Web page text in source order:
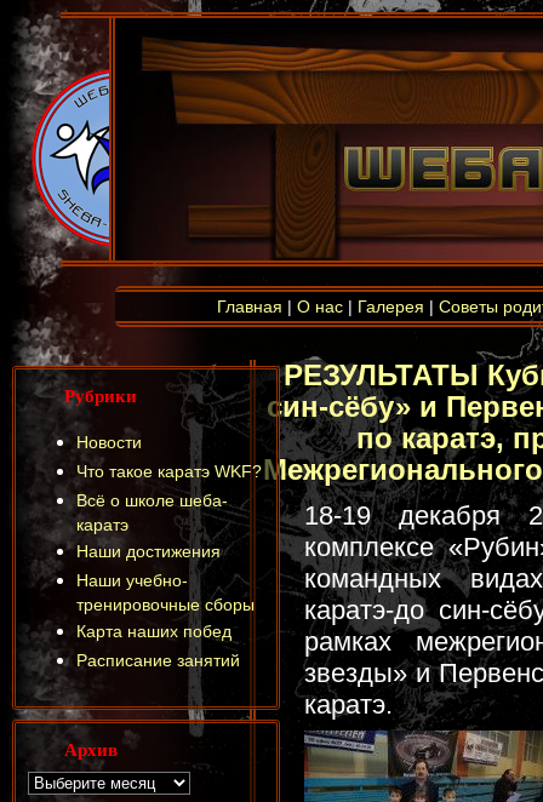
Главная | О нас | Галерея | Советы
РЕЗУЛЬТАТЫ
син-сёбу» и
по каратэ,
18-19 декабря
комплексе
командных
каратэ-до син-
рамках
звезды» и
каратэ.
Рубрики
Новости
Что такое каратэ WKF?
Всё о школе шеба-
каратэ
Наши достижения
Наши учебно-
тренировочные сборы
Карта наших побед
Расписание занятий
Архив